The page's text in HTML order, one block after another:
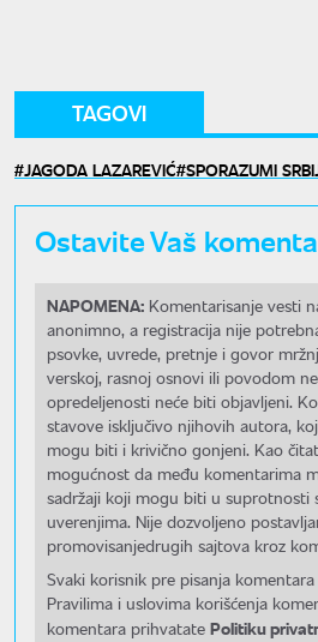
TAGOVI
JAGODA LAZAREVIĆ SPORAZUMI
Ostavite Vaš
NAPOMENA: Komentarisanje vesti
anonimno, a registracija nije
psovke, uvrede, pretnje i govor
verskoj, rasnoj osnovi ili povodom
opredeljenosti neće biti objavljeni.
stavove isključivo njihovih autora,
mogu biti i krivično gonjeni. Kao
mogućnost da među komentarima
sadržaji koji mogu biti u suprotnosti
uverenjima. Nije dozvoljeno
promovisanjedrugih sajtova kroz
Svaki korisnik pre pisanja
Pravilima i uslovima korišćenja
komentara prihvatate Politiku